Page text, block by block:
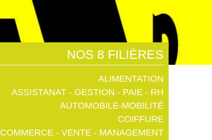
NOS 8 FILIÈRES
ALIMENTATION
ASSISTANAT - GESTION - PAIE - RH
AUTOMOBILE-MOBILITÉ
COIFFURE
COMMERCE - VENTE - MANAGEMENT